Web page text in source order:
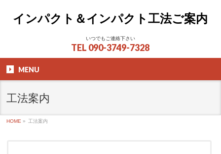
インパクト＆インパクト工法ご案内
いつでもご連絡下さい
TEL 090-3749-7328
MENU
工法案内
HOME » 工法案内